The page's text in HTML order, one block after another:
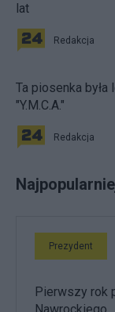
lat
Redakcja
Ta piosenka była
"Y.M.C.A."
Redakcja
Prezydent
Pierwszy rok